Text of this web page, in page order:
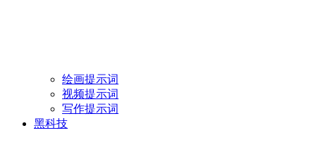
绘画提示词
视频提示词
写作提示词
黑科技